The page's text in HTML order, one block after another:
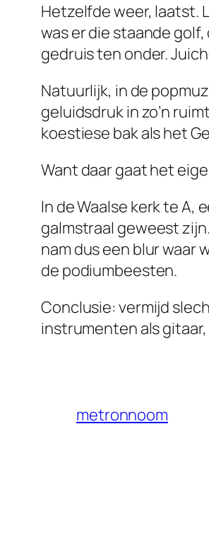
Hetzelfde weer, laatst.
was er die staande
gedruis ten onder.
Natuurlijk, in de
geluidsdruk in zo’n
koestiese bak als het
Want daar gaat het
In de Waalse kerk te A,
galmstraal geweest
nam dus een blur waar
de podiumbeesten.
Conclusie: vermijd
instrumenten als
metronnoom